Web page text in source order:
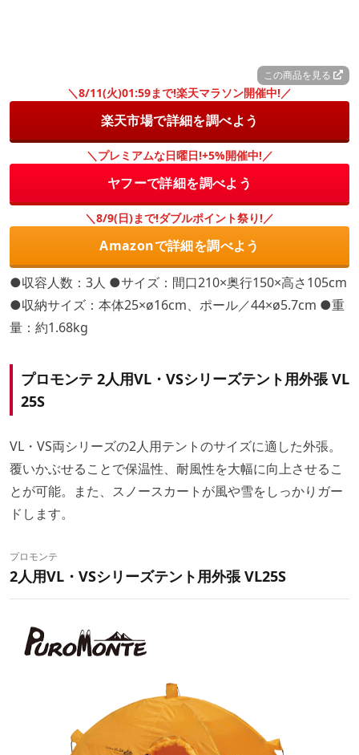
この商品を見る
＼8/11(火)01:59まで!楽天マラソン開催中!／
楽天市場で詳細を調べよう
＼プレミアムな日曜日!+5%開催中!／
ヤフーで詳細を調べよう
＼8/9(日)まで!ダブルポイント祭り!／
Amazonで詳細を調べよう
●収容人数：3人 ●サイズ：間口210×奥行150×高さ105cm
●収納サイズ：本体25×ø16cm、ポール／44×ø5.7cm ●重
量：約1.68kg
プロモンテ 2人用VL・VSシリーズテント用外張 VL
25S
VL・VS両シリーズの2人用テントのサイズに適した外張。
覆いかぶせることで保温性、耐風性を大幅に向上させるこ
とが可能。また、スノースカートが風や雪をしっかりガー
ドします。
プロモンテ
2人用VL・VSシリーズテント用外張 VL25S